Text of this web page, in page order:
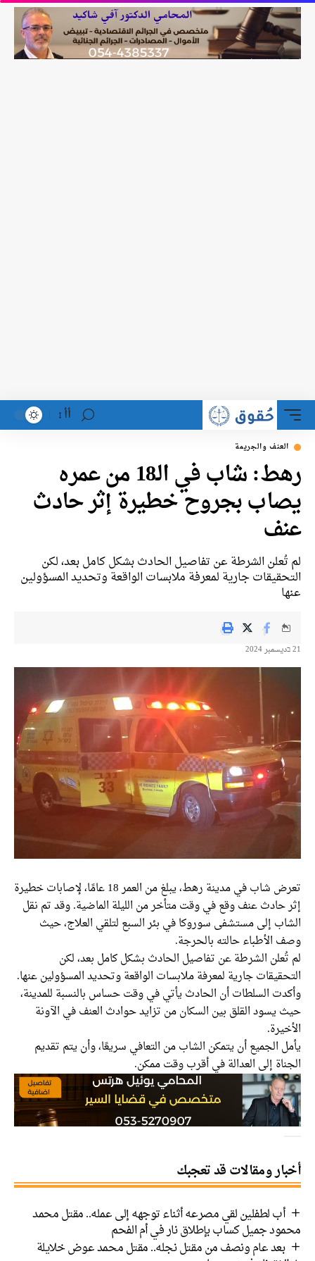
أأ
العنف والجريمة
رهط: شاب في الـ18 من عمره
يصاب بجروح خطيرة إثر حادث
عنف
لم تُعلن الشرطة عن تفاصيل الحادث بشكل كامل بعد، لكن
التحقيقات جارية لمعرفة ملابسات الواقعة وتحديد المسؤولين
عنها
21 בديسمبر 2024
تعرض شاب في مدينة رهط، يبلغ من العمر 18 عامًا، لإصابات خطيرة
إثر حادث عنف وقع في وقت متأخر من الليلة الماضية. وقد تم نقل
الشاب إلى مستشفى سوروكا في بئر السبع لتلقي العلاج، حيث
وصف الأطباء حالته بالحرجة.
لم تُعلن الشرطة عن تفاصيل الحادث بشكل كامل بعد، لكن
التحقيقات جارية لمعرفة ملابسات الواقعة وتحديد المسؤولين عنها.
وأكدت السلطات أن الحادث يأتي في وقت حساس بالنسبة للمدينة،
حيث يسود القلق بين السكان من تزايد حوادث العنف في الآونة
الأخيرة.
يأمل الجميع أن يتمكن الشاب من التعافي سريعًا، وأن يتم تقديم
الجناة إلى العدالة في أقرب وقت ممكن.
أخبار ومقالات قد تعجبك
أب لطفلين لقي مصرعه أثناء توجهه إلى عمله.. مقتل محمد
محمود جميل كساب بإطلاق نار في أم الفحم
بعد عام ونصف من مقتل نجله.. مقتل محمد عوض خلايلة